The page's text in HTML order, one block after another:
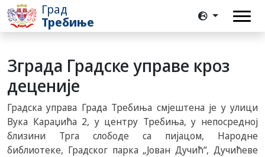
Град
Требиње
Зграда Градске управе кроз
деценије
Градска управа Града Требиња смјештена је у улици
Вука Караџића 2, у центру Требиња, у непосредној
близини Трга слободе са пијацом, Народне
библиотеке, Градског парка „Јован Дучић“, Дучићеве